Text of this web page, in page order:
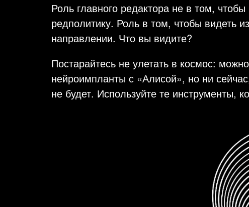
Роль главного редактора не в том, чтобы
редполитику. Роль в том, чтобы видеть
направлении. Что вы видите?
Постарайтесь не улетать в космос:
нейроимпланты с «Алисой», но ни
не будет. Используйте те инструменты,